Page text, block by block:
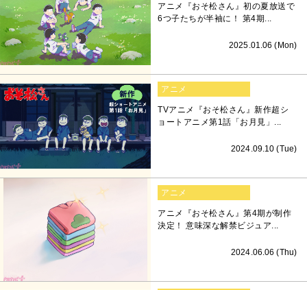
アニメ『おそ松さん』初の夏放送で
6つ子たちが半袖に！ 第4期...
2025.01.06 (Mon)
アニメ
TVアニメ『おそ松さん』新作超シ
ョートアニメ第1話「お月見」...
2024.09.10 (Tue)
アニメ
アニメ『おそ松さん』第4期が制作
決定！ 意味深な解禁ビジュア...
2024.06.06 (Thu)